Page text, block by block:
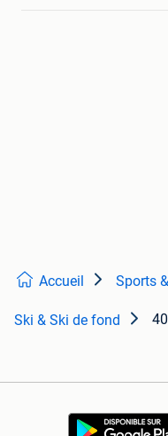
Accueil Sports
Ski & Ski de fond